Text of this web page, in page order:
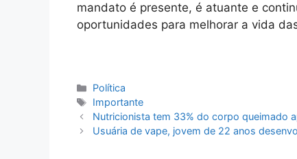
mandato é presente, é atuante e
oportunidades para melhorar a vida
Categorias
Política
Tags
Importante
Nutricionista tem 33% do corpo queimado
Usuária de vape, jovem de 22 anos